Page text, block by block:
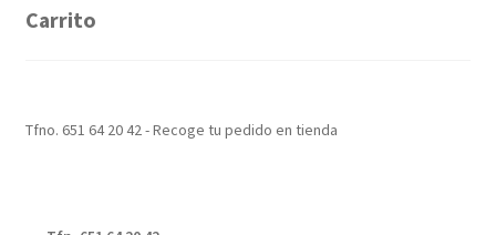
Carrito
Tfno. 651 64 20 42 - Recoge tu pedido en tienda